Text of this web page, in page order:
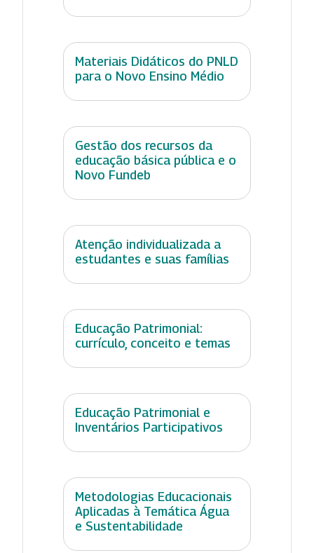
Materiais Didáticos do PNLD
para o Novo Ensino Médio
Gestão dos recursos da
educação básica pública e o
Novo Fundeb
Atenção individualizada a
estudantes e suas famílias
Educação Patrimonial:
currículo, conceito e temas
Educação Patrimonial e
Inventários Participativos
Metodologias Educacionais
Aplicadas à Temática Água
e Sustentabilidade